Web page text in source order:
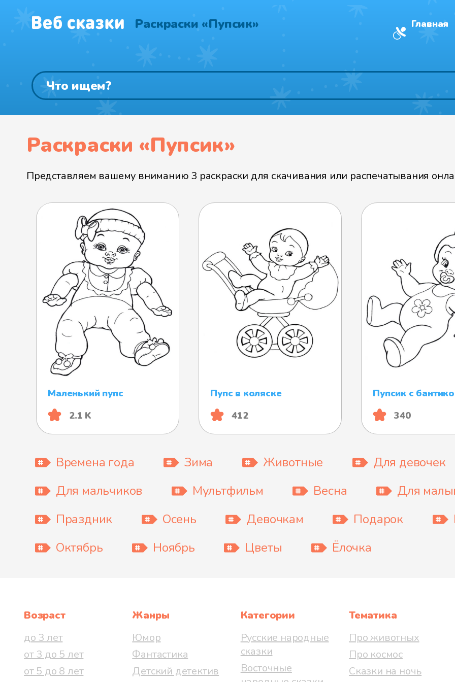
Раскраски «Пупсик» Главная
Раскраски «Пупсик»
Представляем вашему вниманию 3 раскраски для скачивания или распечатывания
Маленький пупс
2.1 K
Пупс в коляске
412
Пупсик с
340
Времена года Зима Животные
Для девочек
Для мальчиков
Мультфильм Весна
Для
Праздник
Осень Девочкам Подарок
Октябрь
Ноябрь Цветы Ёлочка
Возраст
до 3 лет
от 3 до 5 лет
от 5 до 8 лет
Жанры
Юмор
Фантастика
Детский детектив
Категории
Русские народные
сказки
Восточные
Тематика
Про животных
Про космос
Сказки на ночь